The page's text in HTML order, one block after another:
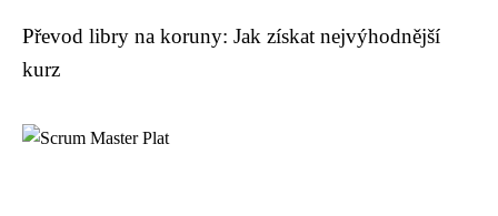
Převod libry na koruny: Jak získat nejvýhodnější
kurz